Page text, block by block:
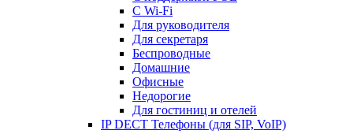
C Wi-Fi
Для руководителя
Для секретаря
Беспроводные
Домашние
Офисные
Недорогие
Для гостиниц и отелей
IP DECT Телефоны (для SIP, VoIP)